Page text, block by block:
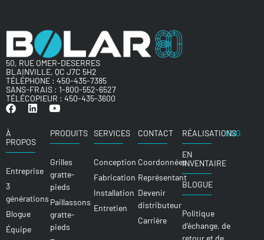
50, RUE OMER-DESERRES
BLAINVILLE, QC J7C 5H2
TÉLÉPHONE : 450-435-7385
SANS-FRAIS : 1-800-552-6527
TÉLÉCOPIEUR : 450-435-3600
À
PROPOS
Entreprise
3
générations
Blogue
Équipe
PRODUITS
Grilles
gratte-
pieds
Paillassons
gratte-
pieds
SERVICES
Conception
Fabrication
Installation
Entretien
CONTACT
Coordonnées
Représentant
Devenir
distributeur
Carrière
RÉALISATIONS
EN
INVENTAIRE
BLOGUE
Politique
d’échange, de
retour et de
ENG